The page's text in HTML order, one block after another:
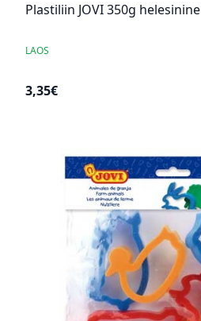
Plastiliin JOVI 350g helesinine
LAOS
3,35€